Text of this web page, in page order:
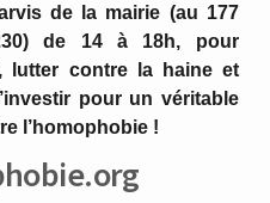
de la mairie (au 177
de 14 à 18h, pour
lutter contre la haine et
pour un véritable
l’homophobie !